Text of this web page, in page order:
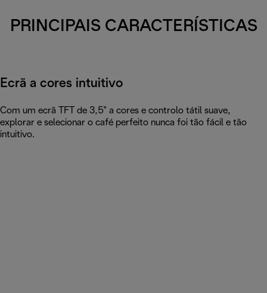
PRINCIPAIS CARACTERÍSTICAS
Ecrã a cores intuitivo
Com um ecrã TFT de 3,5" a cores e controlo tátil suave,
explorar e selecionar o café perfeito nunca foi tão fácil e tão
intuitivo.